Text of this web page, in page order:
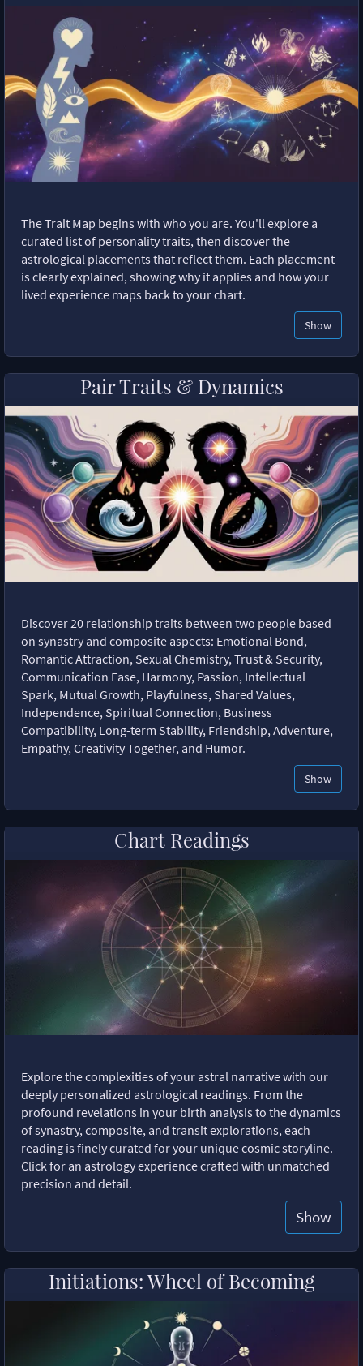
The Trait Map begins with who you are. You'll explore a
curated list of personality traits, then discover the
astrological placements that reflect them. Each placement
is clearly explained, showing why it applies and how your
lived experience maps back to your chart.
Show
Pair Traits & Dynamics
Discover 20 relationship traits between two people based
on synastry and composite aspects: Emotional Bond,
Romantic Attraction, Sexual Chemistry, Trust & Security,
Communication Ease, Harmony, Passion, Intellectual
Spark, Mutual Growth, Playfulness, Shared Values,
Independence, Spiritual Connection, Business
Compatibility, Long-term Stability, Friendship, Adventure,
Empathy, Creativity Together, and Humor.
Show
Chart Readings
Explore the complexities of your astral narrative with our
deeply personalized astrological readings. From the
profound revelations in your birth analysis to the dynamics
of synastry, composite, and transit explorations, each
reading is finely curated for your unique cosmic storyline.
Click for an astrology experience crafted with unmatched
precision and detail.
Show
Initiations: Wheel of Becoming